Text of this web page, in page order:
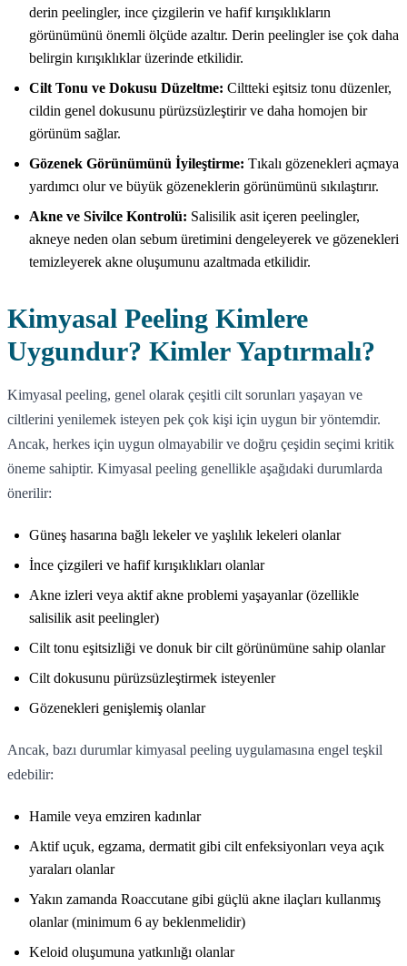
derin peelingler, ince çizgilerin ve hafif kırışıklıkların
görünümünü önemli ölçüde azaltır. Derin peelingler ise çok daha
belirgin kırışıklıklar üzerinde etkilidir.
Cilt Tonu ve Dokusu Düzeltme: Ciltteki eşitsiz tonu düzenler,
cildin genel dokusunu pürüzsüzleştirir ve daha homojen bir
görünüm sağlar.
Gözenek Görünümünü İyileştirme: Tıkalı gözenekleri açmaya
yardımcı olur ve büyük gözeneklerin görünümünü sıkılaştırır.
Akne ve Sivilce Kontrolü: Salisilik asit içeren peelingler,
akneye neden olan sebum üretimini dengeleyerek ve gözenekleri
temizleyerek akne oluşumunu azaltmada etkilidir.
Kimyasal Peeling Kimlere
Uygundur? Kimler Yaptırmalı?
Kimyasal peeling, genel olarak çeşitli cilt sorunları yaşayan ve
ciltlerini yenilemek isteyen pek çok kişi için uygun bir yöntemdir.
Ancak, herkes için uygun olmayabilir ve doğru çeşidin seçimi kritik
öneme sahiptir. Kimyasal peeling genellikle aşağıdaki durumlarda
önerilir:
Güneş hasarına bağlı lekeler ve yaşlılık lekeleri olanlar
İnce çizgileri ve hafif kırışıklıkları olanlar
Akne izleri veya aktif akne problemi yaşayanlar (özellikle
salisilik asit peelingler)
Cilt tonu eşitsizliği ve donuk bir cilt görünümüne sahip olanlar
Cilt dokusunu pürüzsüzleştirmek isteyenler
Gözenekleri genişlemiş olanlar
Ancak, bazı durumlar kimyasal peeling uygulamasına engel teşkil
edebilir:
Hamile veya emziren kadınlar
Aktif uçuk, egzama, dermatit gibi cilt enfeksiyonları veya açık
yaraları olanlar
Yakın zamanda Roaccutane gibi güçlü akne ilaçları kullanmış
olanlar (minimum 6 ay beklenmelidir)
Keloid oluşumuna yatkınlığı olanlar